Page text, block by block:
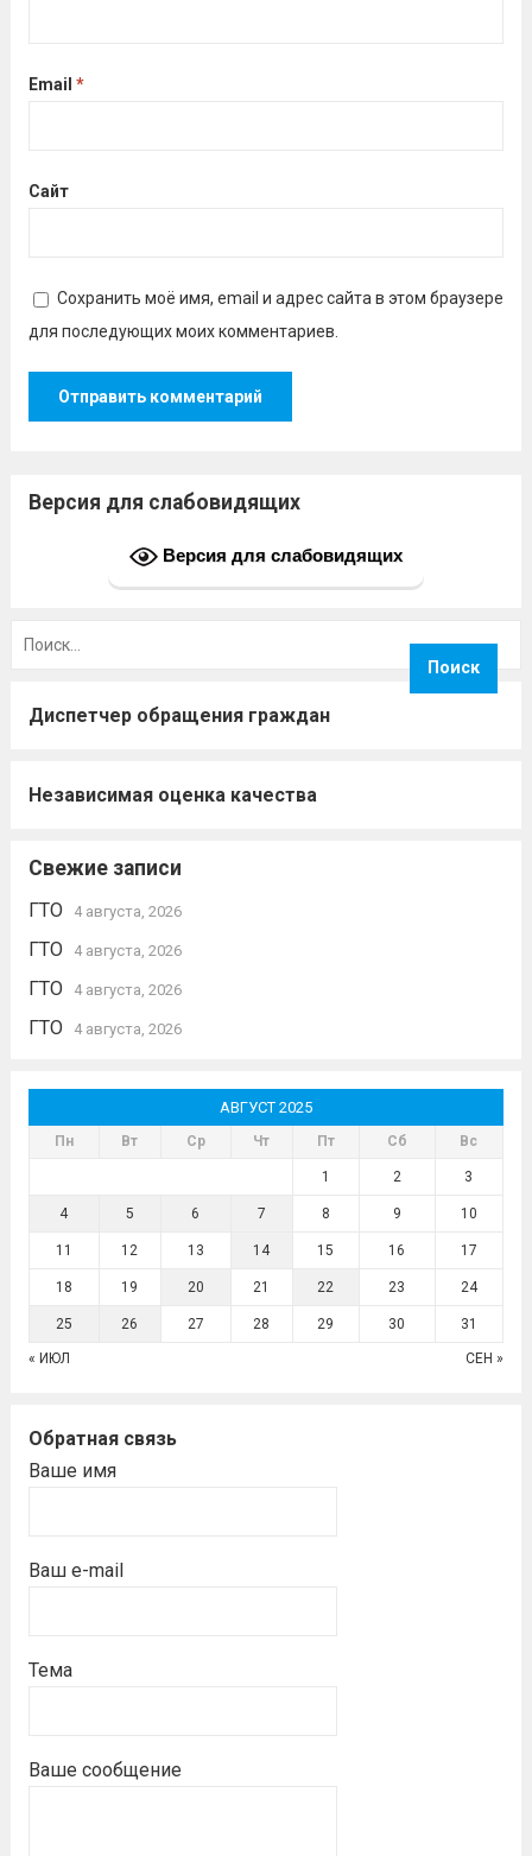
Email *
Сайт
Сохранить моё имя, email и адрес сайта в этом браузере
для последующих моих комментариев.
Версия для слабовидящих
Версия для слабовидящих
Диспетчер обращения граждан
Независимая оценка качества
Свежие записи
ГТО 4 августа, 2026
ГТО 4 августа, 2026
ГТО 4 августа, 2026
ГТО 4 августа, 2026
АВГУСТ 2025
Пн Вт Ср Чт Пт Сб Вс
1 2 3
4 5 6 7 8 9 10
11 12 13 14 15 16 17
18 19 20 21 22 23 24
25 26 27 28 29 30 31
« ИЮЛ СЕН »
Обратная связь
Ваше имя
Ваш e-mail
Тема
Ваше сообщение